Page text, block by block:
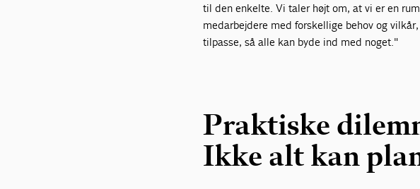
til den enkelte. Vi taler højt om, at vi er en
medarbejdere med forskellige behov og
tilpasse, så alle kan byde ind med noget."
Praktiske
Ikke alt kan